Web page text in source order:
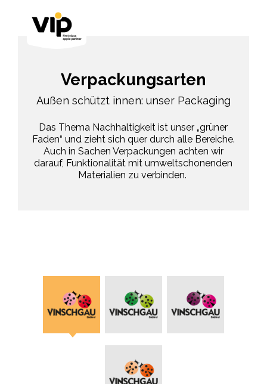
Verpackungsarten
Außen schützt innen: unser Packaging
Das Thema Nachhaltigkeit ist unser „grüner
Faden“ und zieht sich quer durch alle Bereiche.
Auch in Sachen Verpackungen achten wir
darauf, Funktionalität mit umweltschonenden
Materialien zu verbinden.